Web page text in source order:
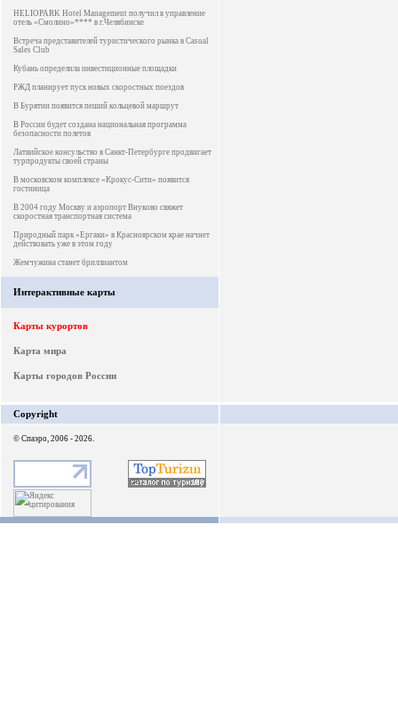
HELIOPARK Hotel Management получил в управление
отель «Смолино»**** в г.Челябинске
Встреча представителей туристического рынка в Casual
Sales Club
Кубань определила инвестиционные площадки
РЖД планирует пуск новых скоростных поездов
В Бурятии появится пеший кольцевой маршрут
В России будет создана национальная программа
безопасности полетов
Латвийское консульство в Санкт-Петербурге продвигает
турпродукты своей страны
В московском комплексе «Крокус-Сити» появится
гостиница
В 2004 году Москву и аэропорт Внуково свяжет
скоростная транспортная система
Природный парк «Ергаки» в Красноярском крае начнет
действовать уже в этом году
Жемчужина станет бриллиантом
Интерактивные карты
Карты курортов
Карта мира
Карты городов России
Copyright
© Спаэро, 2006 - 2026.